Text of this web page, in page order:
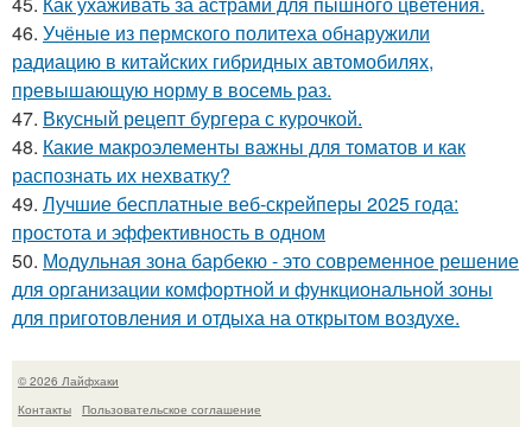
46. Учёные из пермского политеха обнаружили
радиацию в китайских гибридных автомобилях,
превышающую норму в восемь раз.
47. Вкусный рецепт бургера с курочкой.
48. Какие макроэлементы важны для томатов и как
распознать их нехватку?
49. Лучшие бесплатные веб-скрейперы 2025 года:
простота и эффективность в одном
50. Модульная зона барбекю - это современное решение
для организации комфортной и функциональной зоны
для приготовления и отдыха на открытом воздухе.
© 2026 Лайфхаки
Контакты
Пользовательское соглашение